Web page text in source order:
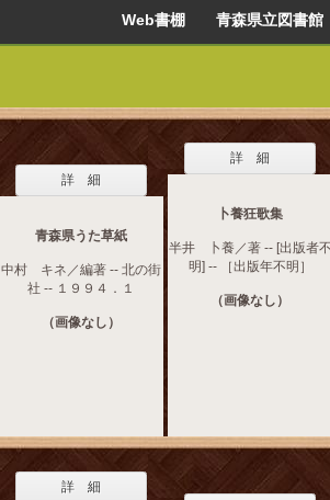
Web書棚 青森県立図書館
詳 細
青森県うた草紙
中村 キネ／編著 -- 北の街
社 -- １９９４．１
（画像なし）
詳 細
卜養狂歌集
半井 卜養／著 -- [出版者不
明] -- ［出版年不明］
（画像なし）
詳 細